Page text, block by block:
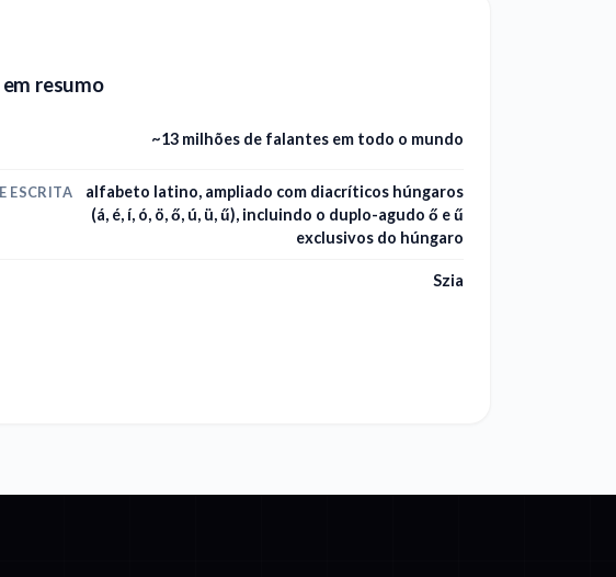
resumo
~13 milhões de falantes em todo o mundo
ESCRITA
alfabeto latino, ampliado com diacríticos húngaros
(á, é, í, ó, ö, ő, ú, ü, ű), incluindo o duplo-agudo ő e ű
exclusivos do húngaro
Szia